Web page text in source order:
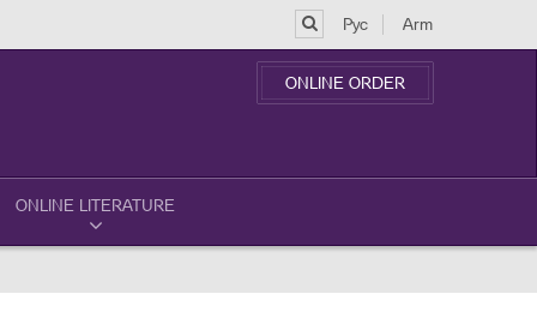
Рус Arm
ONLINE ORDER
ONLINE LITERATURE